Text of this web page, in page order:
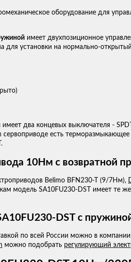
оборудование для
имеет двухпозиционное
для установки на нормально-
два концевых выключателя -
сервоприводе есть
10Нм с возвратной
Belimo BFN230-T (9/7Нм),
модель SA10FU230-DST имеет те
DST с
по всей России можно в
можно подобрать регулирующий